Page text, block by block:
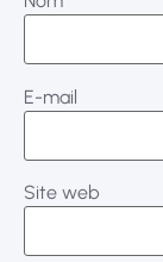
E-mail
Site web